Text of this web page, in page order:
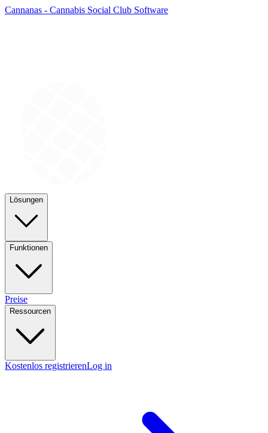
Cannanas - Cannabis Social Club Software
Lösungen
Funktionen
Preise
Ressourcen
Kostenlos registrierenLog in